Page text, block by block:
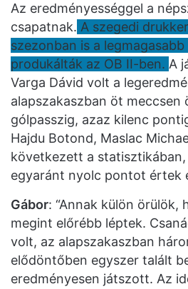
Az eredményességgel a
csapatnak. A szegedi
szezonban is a
produkálták az OB II-ben. A
Varga Dávid volt a
alapszakaszban öt meccsen
gólpasszig, azaz kilenc
Hajdu Botond, Maslac
következett a
egyaránt nyolc pontot értek
Gábor: “Annak külön örülök,
megint előrébb léptek.
volt, az alapszakaszban
elődöntőben egyszer talált
eredményesen játszott. Az